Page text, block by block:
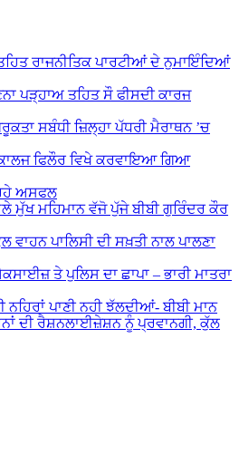
ਰਾਜਨੀਤਿਕ ਪਾਰਟੀਆਂ ਦੇ ਨੁਮਾਇੰਦਿਆਂ
ਪੜ੍ਹਾਅ ਤਹਿਤ ਸੌ ਫੀਸਦੀ ਕਾਰਜ
ਸਬੰਧੀ ਜ਼ਿਲ੍ਹਾ ਪੱਧਰੀ ਮੈਰਾਥਨ ’ਚ
ਫਿਲੌਰ ਵਿਖੇ ਕਰਵਾਇਆ ਗਿਆ
ਅਸਫਲ
ਮੁੱਖ ਮਹਿਮਾਨ ਵੱਜੋ ਪੁੱਜੇ ਬੀਬੀ ਗੁਰਿੰਦਰ ਕੌਰ
ਪਾਲਿਸੀ ਦੀ ਸਖ਼ਤੀ ਨਾਲ ਪਾਲਣਾ
ਤੇ ਪੁਲਿਸ ਦਾ ਛਾਪਾ – ਭਾਰੀ ਮਾਤਰਾ
ਪਾਣੀ ਨਹੀ ਝੱਲਦੀਆਂ- ਬੀਬੀ ਮਾਨ
ਦੀ ਰੈਸ਼ਨਲਾਈਜ਼ੇਸ਼ਨ ਨੂੰ ਪ੍ਰਵਾਨਗੀ, ਕੁੱਲ